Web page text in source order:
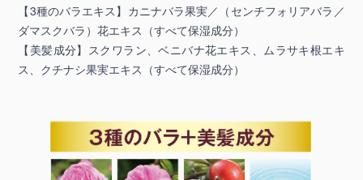
【3種のバラエキス】カニナバラ果実／（センチフォリアバラ／
ダマスクバラ）花エキス（すべて保湿成分）
【美髪成分】スクワラン、ベニバナ花エキス、ムラサキ根エキ
ス、クチナシ果実エキス（すべて保湿成分）